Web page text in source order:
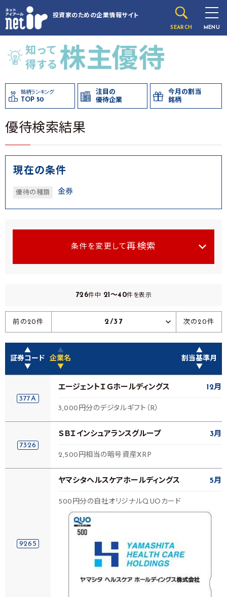
投資家のための企業情報サイト
SEARCH MENU
銘柄ランキング
TOP 50
注目の
優待企業
今月の割当
銘柄
優待検索結果
現在の条件
優待の種類 金券
条件を変更して 再検索
726件中 21～40件を表示
前の20件 2/37 次の20件
▲
証券コード
▼
▲
企業名
▼
▲
割当基準月
▼
377A
エージェントＩＧホールディングス 12月
3,000円分のデジタルギフト（R）
7326
ＳＢＩインシュアランスグループ 3月
2,500円相当の暗号資産XRP
9265
ヤマシタヘルスケアホールディングス 5月
500円分の自社オリジナルQUOカード